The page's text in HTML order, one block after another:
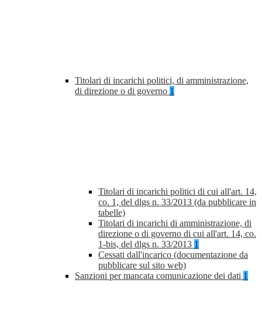
Titolari di incarichi politici, di amministrazione,
di direzione o di governo 1
Titolari di incarichi politici di cui all'art. 14,
co. 1, del dlgs n. 33/2013 (da pubblicare in
tabelle)
Titolari di incarichi di amministrazione, di
direzione o di governo di cui all'art. 14, co.
1-bis, del dlgs n. 33/2013 1
Cessati dall'incarico (documentazione da
pubblicare sul sito web)
Sanzioni per mancata comunicazione dei dati 1